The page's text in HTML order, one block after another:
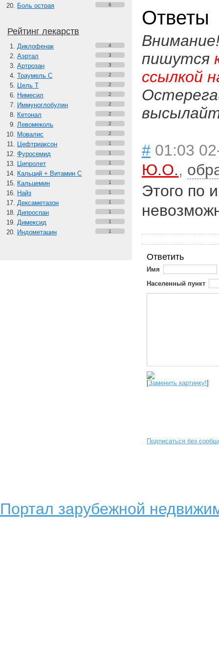
Боль острая 6
Рейтинг лекарств
Диклофенак 4
Аэртал 3
Артрозан 3
Траумель С 2
Цель Т 2
Нимесил 2
Иммуноглобулин 2
Кетонал 2
Левомеколь 2
Мовалис 2
Цефтриаксон 1
Фуросемид 1
Ципролет 1
Кальций + Витамин C 1
Кальцемин 1
Найз 1
Дексаметазон 1
Дипроспан 1
Димексид 1
Индометацин 1
Ответы
пишутся
ссылкой
# 01:03
Ю.О.,
Этого по
Ответить
Имя
Населенный пункт
[Заменить картинку!]
Подписаться без
Портал зарубежной